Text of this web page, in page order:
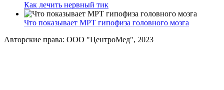
Как лечить нервный тик
Что показывает МРТ гипофиза головного мозга
Авторские права: ООО "ЦентроМед", 2023